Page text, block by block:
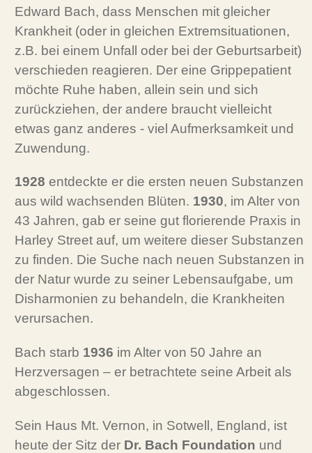
Edward Bach, dass Menschen mit gleicher
Krankheit (oder in gleichen Extremsituationen,
z.B. bei einem Unfall oder bei der Geburtsarbeit)
verschieden reagieren. Der eine Grippepatient
möchte Ruhe haben, allein sein und sich
zurückziehen, der andere braucht vielleicht
etwas ganz anderes - viel Aufmerksamkeit und
Zuwendung.
1928 entdeckte er die ersten neuen Substanzen
aus wild wachsenden Blüten. 1930, im Alter von
43 Jahren, gab er seine gut florierende Praxis in
Harley Street auf, um weitere dieser Substanzen
zu finden. Die Suche nach neuen Substanzen in
der Natur wurde zu seiner Lebensaufgabe, um
Disharmonien zu behandeln, die Krankheiten
verursachen.
Bach starb 1936 im Alter von 50 Jahre an
Herzversagen – er betrachtete seine Arbeit als
abgeschlossen.
Sein Haus Mt. Vernon, in Sotwell, England, ist
heute der Sitz der Dr. Bach Foundation und